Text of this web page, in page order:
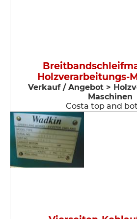
Holzverarbeitungs-
Verkauf / Angebot >
Maschinen
Costa top and